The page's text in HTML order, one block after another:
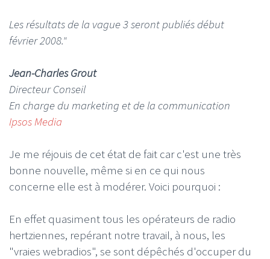
Les résultats de la vague 3 seront publiés début
février 2008."
Jean-Charles Grout
Directeur Conseil
En charge du marketing et de la communication
Ipsos Media
Je me réjouis de cet état de fait car c'est une très
bonne nouvelle, même si en ce qui nous
concerne elle est à modérer. Voici pourquoi :
En effet quasiment tous les opérateurs de radio
hertziennes, repérant notre travail, à nous, les
"vraies webradios", se sont dépêchés d'occuper du